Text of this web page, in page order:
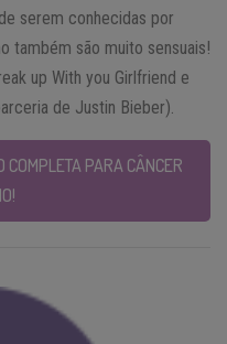
serem conhecidas por
também são muito sensuais!
up With you Girlfriend e
de Justin Bieber).
PARA CÂNCER